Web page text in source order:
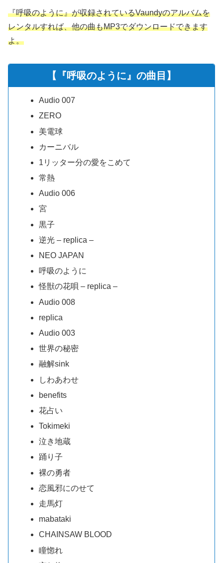
『呼吸のように』が収録されているVaundyのアルバムを
レンタルすれば、他の曲もMP3でダウンロードできます
よ。
【『呼吸のように』の曲目】
Audio 007
ZERO
美電球
カーニバル
1リッター分の愛をこめて
常熱
Audio 006
宮
黒子
逆光 – replica –
NEO JAPAN
呼吸のように
怪獣の花唄 – replica –
Audio 008
replica
Audio 003
世界の秘密
融解sink
しわあわせ
benefits
花占い
Tokimeki
泣き地蔵
踊り子
裸の勇者
恋風邪にのせて
走馬灯
mabataki
CHAINSAW BLOOD
瞳惚れ